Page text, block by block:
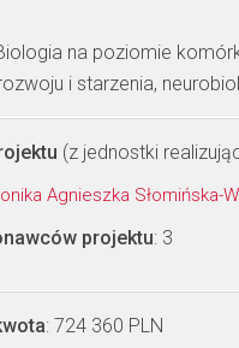
na poziomie
i starzenia,
(z jednostki
Agnieszka Słomińska-
projektu: 3
: 724 360 PLN